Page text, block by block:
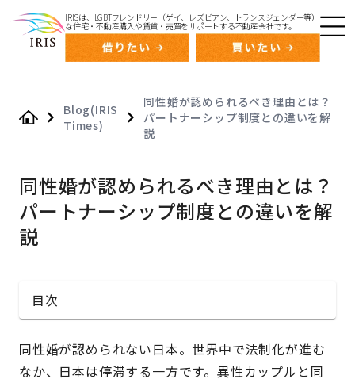
IRISは、LGBTフレンドリー（ゲイ、レズビアン、トランスジェンダー等）
な住宅・不動産購入や賃貸・売買をサポートする不動産会社です。
Blog(IRIS
Times)
同性婚が認められるべき理由とは？
パートナーシップ制度との違いを解
説
同性婚が認められるべき理由とは？
パートナーシップ制度との違いを解
説
同性婚が認められない日本。世界中で法制化が進む
なか、日本は停滞する一方です。異性カップルと同
目次